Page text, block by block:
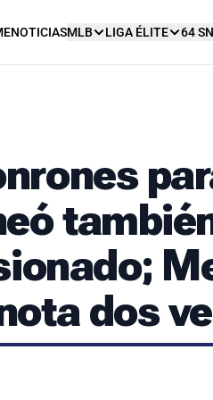
NOTICIASMLB LIGA ÉLITE 64
dos